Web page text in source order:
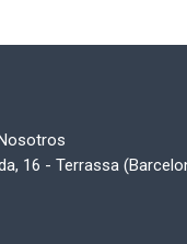
16 - Terrassa